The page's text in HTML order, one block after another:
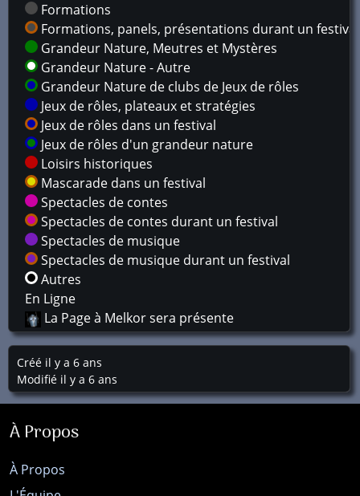
Formations
Formations, panels, présentations durant un festival
Grandeur Nature, Meutres et Mystères
Grandeur Nature - Autre
Grandeur Nature de clubs de Jeux de rôles
Jeux de rôles, plateaux et stratégies
Jeux de rôles dans un festival
Jeux de rôles d'un grandeur nature
Loisirs historiques
Mascarade dans un festival
Spectacles de contes
Spectacles de contes durant un festival
Spectacles de musique
Spectacles de musique durant un festival
Autres
En Ligne
La Page à Melkor sera présente
Créé il y a 6 ans
Modifié il y a 6 ans
À Propos
À Propos